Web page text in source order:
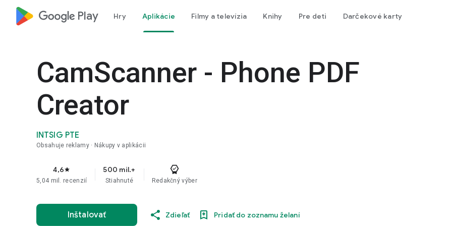
google_logo Play Hry Aplikácie Filmy a televízia Knihy Pre deti Darčekové karty
CamScanner - Phone PDF
Creator
INTSIG PTE
Obsahuje reklamy Nákupy v aplikácii
4,6star
5,04 mil. recenzií
500 mil.+
Stiahnuté Redakčný výber
Inštalovať Zdieľať Pridať do zoznamu želaní